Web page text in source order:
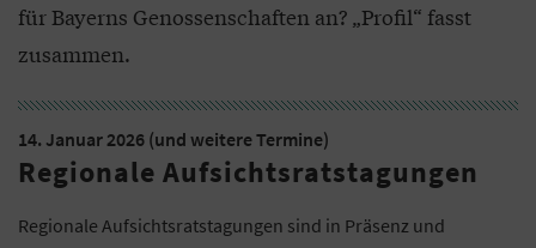
für Bayerns Genossenschaften an? „Profil“ fasst
zusammen.
14. Januar 2026 (und weitere Termine)
Regionale Aufsichtsratstagungen
Regionale Aufsichtsratstagungen sind in Präsenz und